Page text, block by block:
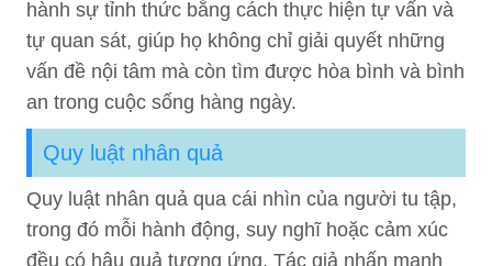
hành sự tỉnh thức bằng cách thực hiện tự vấn và
tự quan sát, giúp họ không chỉ giải quyết những
vấn đề nội tâm mà còn tìm được hòa bình và bình
an trong cuộc sống hàng ngày.
Quy luật nhân quả
Quy luật nhân quả qua cái nhìn của người tu tập,
trong đó mỗi hành động, suy nghĩ hoặc cảm xúc
đều có hậu quả tương ứng. Tác giả nhấn mạnh